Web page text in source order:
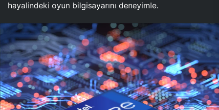
hayalindeki oyun bilgisayarını deneyimle.